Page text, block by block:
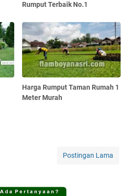
Rumput Terbaik No.1
Harga Rumput Taman Rumah 1
Meter Murah
Postingan Lama